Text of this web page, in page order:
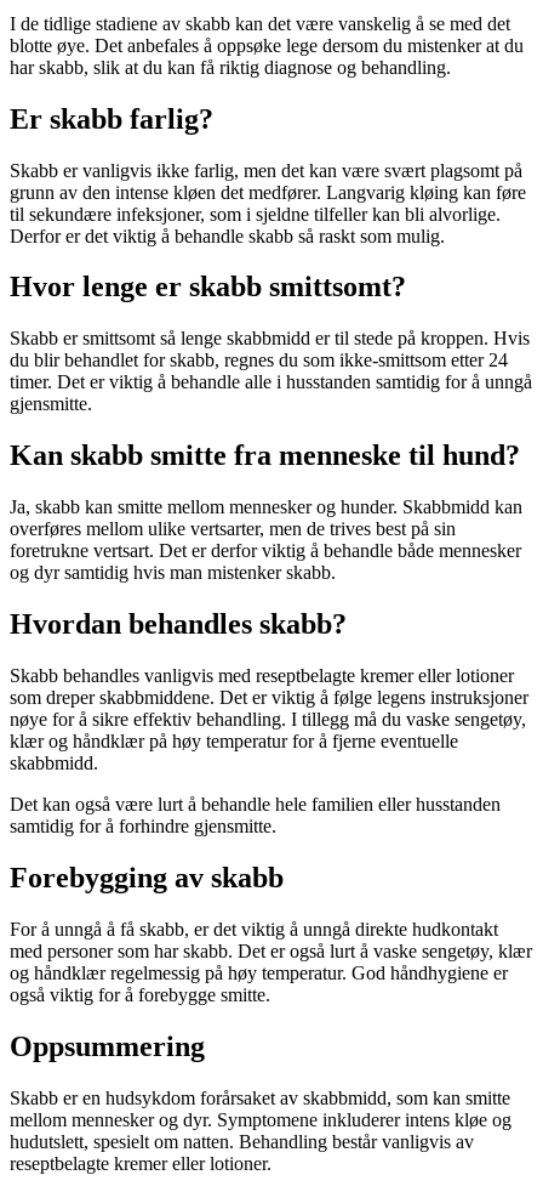
I de tidlige stadiene av skabb kan det være vanskelig å se med det
blotte øye. Det anbefales å oppsøke lege dersom du mistenker at du
har skabb, slik at du kan få riktig diagnose og behandling.
Er skabb farlig?
Skabb er vanligvis ikke farlig, men det kan være svært plagsomt på
grunn av den intense kløen det medfører. Langvarig kløing kan føre
til sekundære infeksjoner, som i sjeldne tilfeller kan bli alvorlige.
Derfor er det viktig å behandle skabb så raskt som mulig.
Hvor lenge er skabb smittsomt?
Skabb er smittsomt så lenge skabbmidd er til stede på kroppen. Hvis
du blir behandlet for skabb, regnes du som ikke-smittsom etter 24
timer. Det er viktig å behandle alle i husstanden samtidig for å unngå
gjensmitte.
Kan skabb smitte fra menneske til hund?
Ja, skabb kan smitte mellom mennesker og hunder. Skabbmidd kan
overføres mellom ulike vertsarter, men de trives best på sin
foretrukne vertsart. Det er derfor viktig å behandle både mennesker
og dyr samtidig hvis man mistenker skabb.
Hvordan behandles skabb?
Skabb behandles vanligvis med reseptbelagte kremer eller lotioner
som dreper skabbmiddene. Det er viktig å følge legens instruksjoner
nøye for å sikre effektiv behandling. I tillegg må du vaske sengetøy,
klær og håndklær på høy temperatur for å fjerne eventuelle
skabbmidd.
Det kan også være lurt å behandle hele familien eller husstanden
samtidig for å forhindre gjensmitte.
Forebygging av skabb
For å unngå å få skabb, er det viktig å unngå direkte hudkontakt
med personer som har skabb. Det er også lurt å vaske sengetøy, klær
og håndklær regelmessig på høy temperatur. God håndhygiene er
også viktig for å forebygge smitte.
Oppsummering
Skabb er en hudsykdom forårsaket av skabbmidd, som kan smitte
mellom mennesker og dyr. Symptomene inkluderer intens kløe og
hudutslett, spesielt om natten. Behandling består vanligvis av
reseptbelagte kremer eller lotioner.